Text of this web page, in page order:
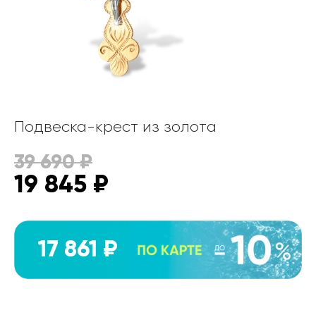
Подвеска-крест из золота
39 690₽
19 845 ₽
17 861 ₽